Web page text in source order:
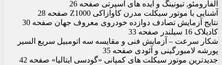
آلفارومئو, تیونینگ و ایده های اسپرتی صفحه 26
آشنایی با موتور سیکلت مدرن کاوازاکی Z1000 صفحه 28
نتایج آزمایش تصادف دوازده خودروی معروف جهان صفحه 30
کادیلاک 16 سیلندر صفحه 33
شکار سرعت – آزمایش فنی و مقایسه سه اتومبیل سریع السیر
پورشه لامبورگینی و آئودی صفحه 35
جدیدترین موتور سیکلت های کمپانی «گودسی ایتالیا» صفحه 42